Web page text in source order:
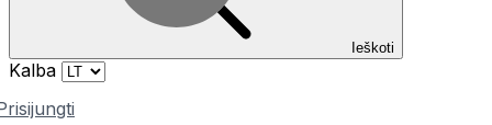
Ieškoti
Kalba